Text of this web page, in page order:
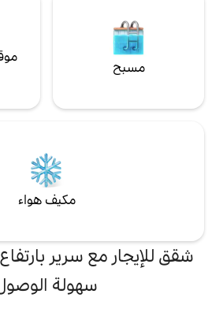
موقف سيارات مجاني
في المبنى
بارتفاع مناسب يراعي